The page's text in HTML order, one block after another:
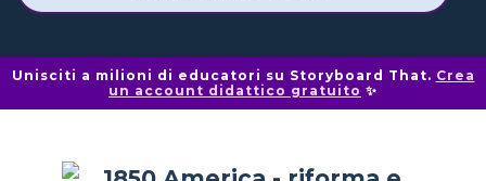
Unisciti a milioni di educatori su Storyboard That. Crea
un account didattico gratuito ✨